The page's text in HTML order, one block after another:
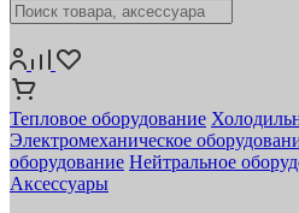
Тепловое оборудование
Электромеханическое
оборудование Нейтральное
Аксессуары